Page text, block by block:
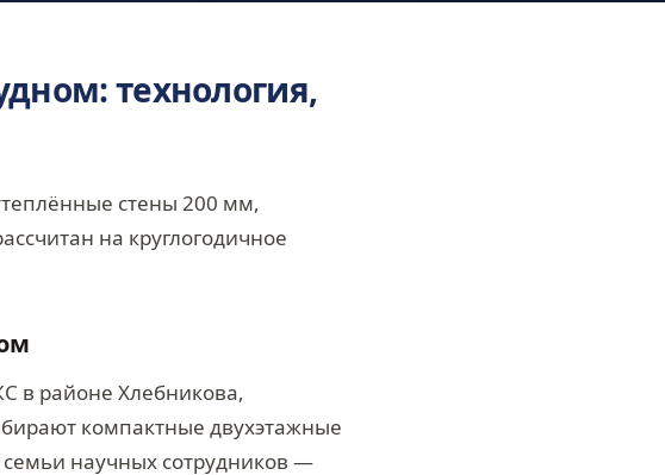
технология,
стены 200 мм,
на круглогодичное
в районе Хлебникова,
компактные двухэтажные
семьи научных сотрудников —